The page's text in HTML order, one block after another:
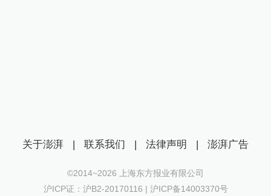
关于澎湃 | 联系我们 | 法律声明 | 澎湃广告
©2014~2026 上海东方报业有限公司
沪ICP证：沪B2-20170116 | 沪ICP备14003370号